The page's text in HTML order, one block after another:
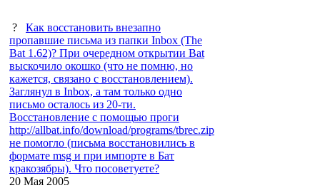
?
Как восстановить внезапно
пропавшие письма из папки Inbox (The
Bat 1.62)? При очередном открытии Bat
выскочило окошко (что не помню, но
кажется, связано с восстановлением).
Заглянул в Inbox, а там только одно
письмо осталось из 20-ти.
Восстановление с помощью проги
http://allbat.info/download/programs/tbrec.zip
не помогло (письма восстановились в
формате msg и при импорте в Бат
кракозябры). Что посоветуете?
20 Мая 2005